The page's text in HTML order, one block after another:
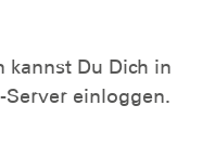
kannst Du Dich in
Server einloggen.